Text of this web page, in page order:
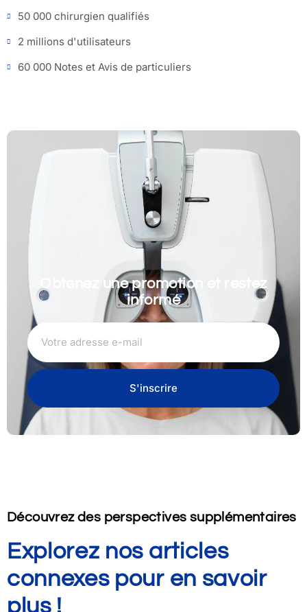
50 000 chirurgien qualifiés
2 millions d'utilisateurs
60 000 Notes et Avis de particuliers
Obtenez une promotion et restez
informé
S'inscrire
Découvrez des perspectives supplémentaires
Explorez nos articles
connexes pour en savoir
plus !